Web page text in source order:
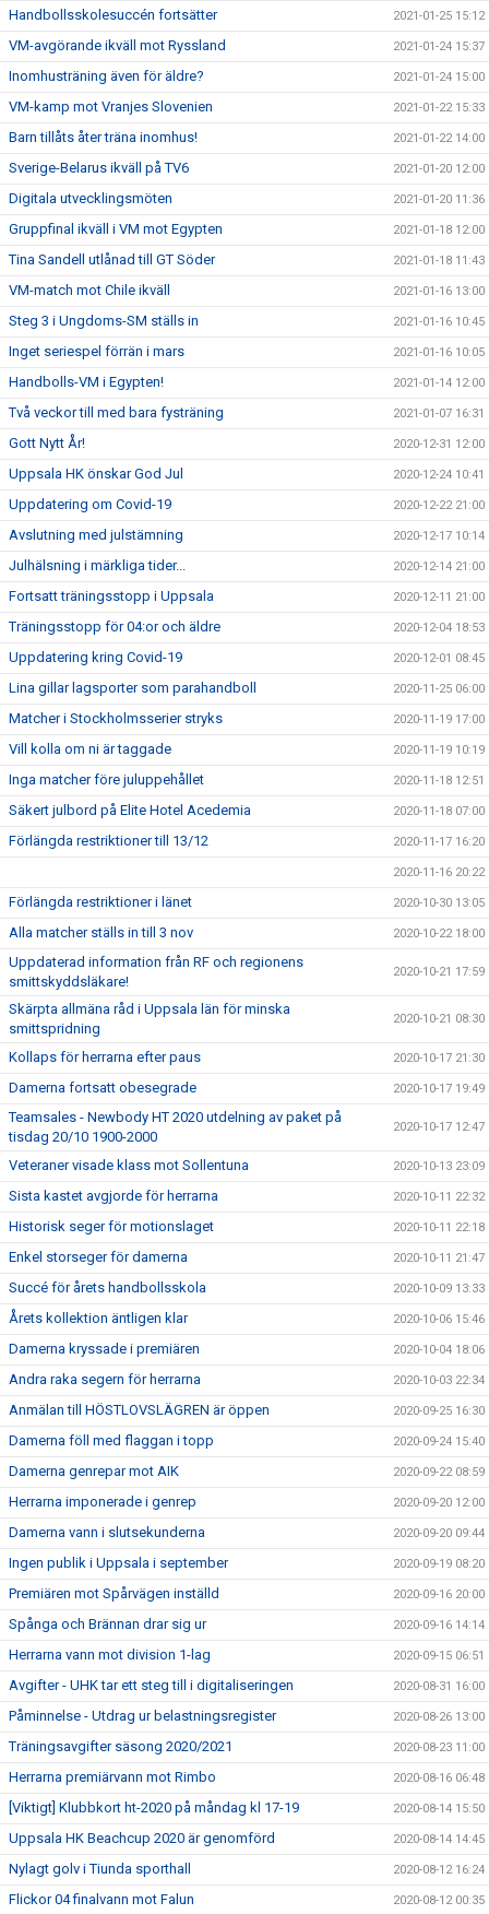
Handbollsskolesuccén fortsätter 2021-01-25 15:12
VM-avgörande ikväll mot Ryssland 2021-01-24 15:37
Inomhusträning även för äldre? 2021-01-24 15:00
VM-kamp mot Vranjes Slovenien 2021-01-22 15:33
Barn tillåts åter träna inomhus! 2021-01-22 14:00
Sverige-Belarus ikväll på TV6 2021-01-20 12:00
Digitala utvecklingsmöten 2021-01-20 11:36
Gruppfinal ikväll i VM mot Egypten 2021-01-18 12:00
Tina Sandell utlånad till GT Söder 2021-01-18 11:43
VM-match mot Chile ikväll 2021-01-16 13:00
Steg 3 i Ungdoms-SM ställs in 2021-01-16 10:45
Inget seriespel förrän i mars 2021-01-16 10:05
Handbolls-VM i Egypten! 2021-01-14 12:00
Två veckor till med bara fysträning 2021-01-07 16:31
Gott Nytt År! 2020-12-31 12:00
Uppsala HK önskar God Jul 2020-12-24 10:41
Uppdatering om Covid-19 2020-12-22 21:00
Avslutning med julstämning 2020-12-17 10:14
Julhälsning i märkliga tider... 2020-12-14 21:00
Fortsatt träningsstopp i Uppsala 2020-12-11 21:00
Träningsstopp för 04:or och äldre 2020-12-04 18:53
Uppdatering kring Covid-19 2020-12-01 08:45
Lina gillar lagsporter som parahandboll 2020-11-25 06:00
Matcher i Stockholmsserier stryks 2020-11-19 17:00
Vill kolla om ni är taggade 2020-11-19 10:19
Inga matcher före juluppehållet 2020-11-18 12:51
Säkert julbord på Elite Hotel Acedemia 2020-11-18 07:00
Förlängda restriktioner till 13/12 2020-11-17 16:20
2020-11-16 20:22
Förlängda restriktioner i länet 2020-10-30 13:05
Alla matcher ställs in till 3 nov 2020-10-22 18:00
Uppdaterad information från RF och regionens
smittskyddsläkare!
2020-10-21 17:59
Skärpta allmäna råd i Uppsala län för minska
smittspridning
2020-10-21 08:30
Kollaps för herrarna efter paus 2020-10-17 21:30
Damerna fortsatt obesegrade 2020-10-17 19:49
Teamsales - Newbody HT 2020 utdelning av paket på
tisdag 20/10 1900-2000
2020-10-17 12:47
Veteraner visade klass mot Sollentuna 2020-10-13 23:09
Sista kastet avgjorde för herrarna 2020-10-11 22:32
Historisk seger för motionslaget 2020-10-11 22:18
Enkel storseger för damerna 2020-10-11 21:47
Succé för årets handbollsskola 2020-10-09 13:33
Årets kollektion äntligen klar 2020-10-06 15:46
Damerna kryssade i premiären 2020-10-04 18:06
Andra raka segern för herrarna 2020-10-03 22:34
Anmälan till HÖSTLOVSLÄGREN är öppen 2020-09-25 16:30
Damerna föll med flaggan i topp 2020-09-24 15:40
Damerna genrepar mot AIK 2020-09-22 08:59
Herrarna imponerade i genrep 2020-09-20 12:00
Damerna vann i slutsekunderna 2020-09-20 09:44
Ingen publik i Uppsala i september 2020-09-19 08:20
Premiären mot Spårvägen inställd 2020-09-16 20:00
Spånga och Brännan drar sig ur 2020-09-16 14:14
Herrarna vann mot division 1-lag 2020-09-15 06:51
Avgifter - UHK tar ett steg till i digitaliseringen 2020-08-31 16:00
Påminnelse - Utdrag ur belastningsregister 2020-08-26 13:00
Träningsavgifter säsong 2020/2021 2020-08-23 11:00
Herrarna premiärvann mot Rimbo 2020-08-16 06:48
[Viktigt] Klubbkort ht-2020 på måndag kl 17-19 2020-08-14 15:50
Uppsala HK Beachcup 2020 är genomförd 2020-08-14 14:45
Nylagt golv i Tiunda sporthall 2020-08-12 16:24
Flickor 04 finalvann mot Falun 2020-08-12 00:35